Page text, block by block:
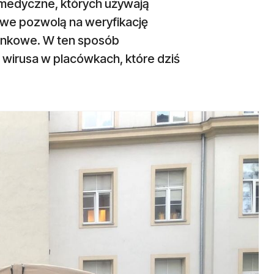
których używają
pozwolą na weryfikację
W ten sposób
w placówkach, które dziś